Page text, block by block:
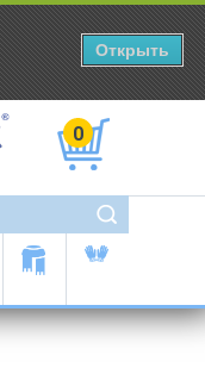
0
Открыть